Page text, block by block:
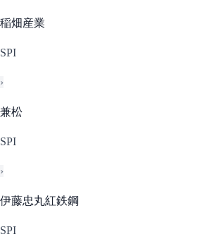
稲畑産業
SPI
›
兼松
SPI
›
伊藤忠丸紅鉄鋼
SPI